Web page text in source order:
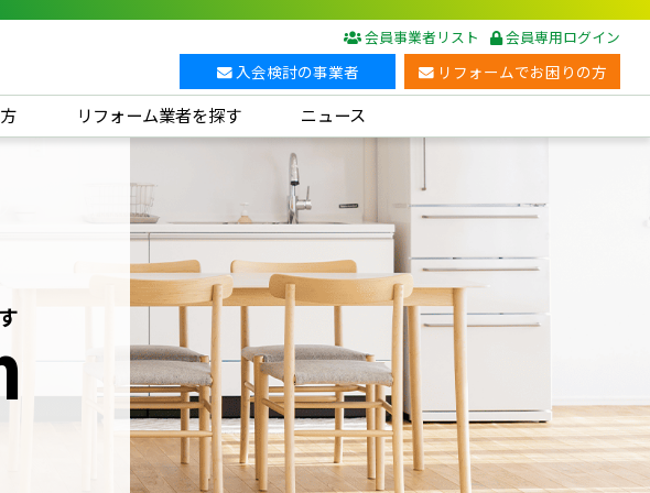
会員事業者リスト 会員専用ログイン
入会検討の事業者 リフォームでお困りの方
リフォーム業者を探す ニュース